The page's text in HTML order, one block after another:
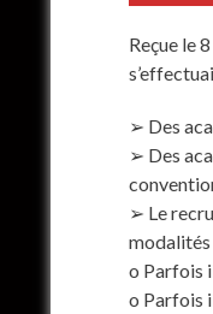
Reçue le
➢ Des
➢ Des
➢ Le
o Parfois
o Parfois